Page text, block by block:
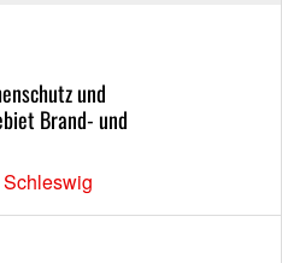
und
Brand- und